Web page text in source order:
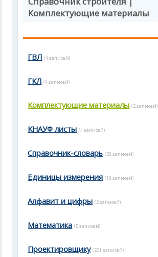
Комплектующие материалы
ГВЛ (4 записей)
ГКЛ (4 записей)
Комплектующие материалы (2 записей)
КНАУФ листы (4 записей)
Справочник-словарь (28 записей)
Единицы измерения (18 записей)
Алфавит и цифры (2 записей)
Математика (5 записей)
Проектировщику (231 записей)